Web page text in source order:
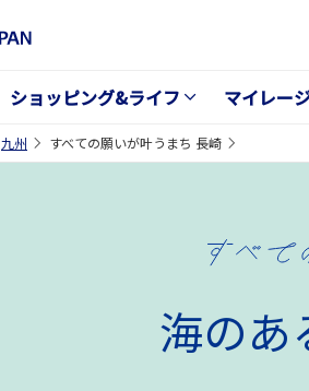
ショッピング&ライフ マイレー
九州 すべての願いが叶うまち 長崎
海のあ